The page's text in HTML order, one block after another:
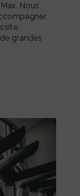
Nous
grandes